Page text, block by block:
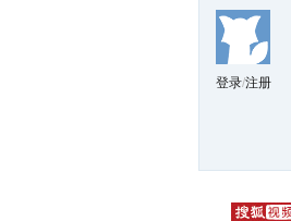
登录/注册